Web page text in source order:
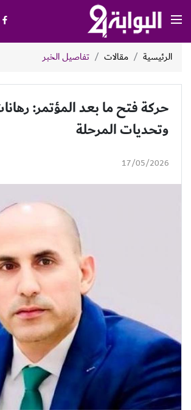
الرئيسية مقالات تفاصيل الخبر
حركة فتح ما بعد المؤتمر:
وتحديات المرحلة
17/05/2026